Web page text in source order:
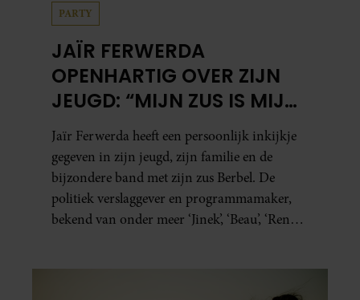
PARTY
JAÏR FERWERDA
OPENHARTIG OVER ZIJN
JEUGD: “MIJN ZUS IS MIJN
MORELE KOMPAS”
Jaïr Ferwerda heeft een persoonlijk inkijkje
gegeven in zijn jeugd, zijn familie en de
bijzondere band met zijn zus Berbel. De
politiek verslaggever en programmamaker,
bekend van onder meer ‘Jinek’, ‘Beau’, ‘Renze’,